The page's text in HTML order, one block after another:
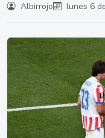
Albirrojo lunes 6